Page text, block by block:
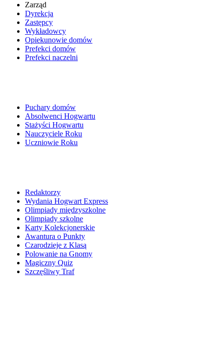
Zarząd
Dyrekcja
Zastępcy
Wykładowcy
Opiekunowie domów
Prefekci domów
Prefekci naczelni
Puchary domów
Absolwenci Hogwartu
Stażyści Hogwartu
Nauczyciele Roku
Uczniowie Roku
Redaktorzy
Wydania Hogwart Express
Olimpiady międzyszkolne
Olimpiady szkolne
Karty Kolekcjonerskie
Awantura o Punkty
Czarodzieje z Klasą
Polowanie na Gnomy
Magiczny Quiz
Szczęśliwy Traf